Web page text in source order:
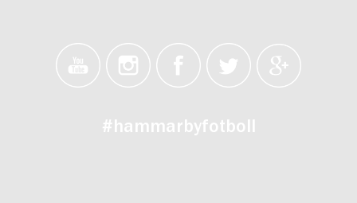
#hammarbyfotboll